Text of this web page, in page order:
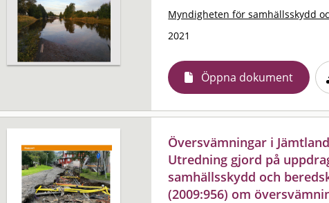
Myndigheten för samhällsskydd
2021
Öppna dokument
Översvämningar i
Utredning gjord på
samhällsskydd och
(2009:956) om